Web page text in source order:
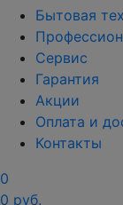
Бытовая
Сервис
Гарантия
Акции
Оплата и
Контакты
0
0 руб.